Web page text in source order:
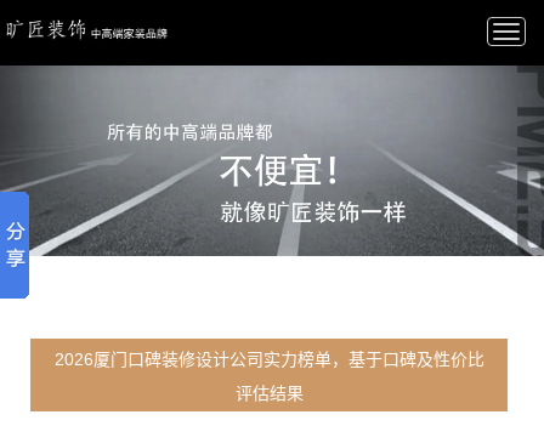
2026厦门口碑装修设计公司实力榜单，基于口碑及性价比
评估结果